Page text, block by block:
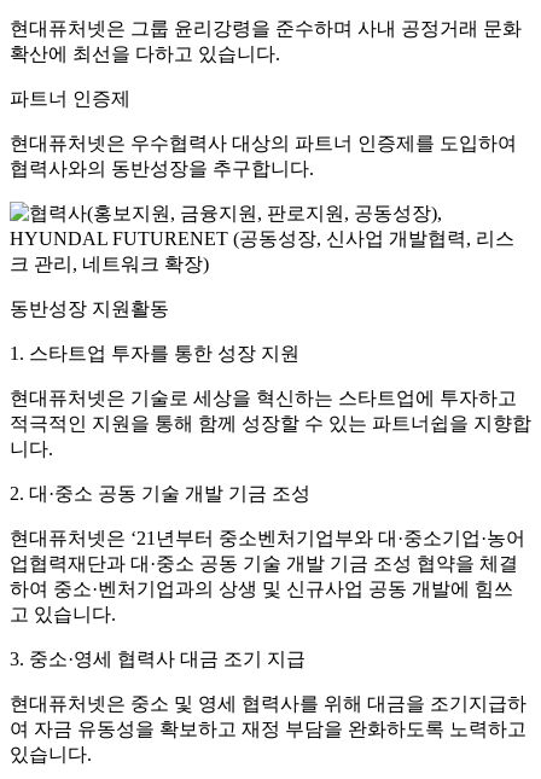
현대퓨처넷은 그룹 윤리강령을 준수하며 사내 공정거래 문화
확산에 최선을 다하고 있습니다.
파트너 인증제
현대퓨처넷은 우수협력사 대상의 파트너 인증제를 도입하여
협력사와의 동반성장을 추구합니다.
동반성장 지원활동
1. 스타트업 투자를 통한 성장 지원
현대퓨처넷은 기술로 세상을 혁신하는 스타트업에 투자하고
적극적인 지원을 통해 함께 성장할 수 있는 파트너쉽을 지향합
니다.
2. 대·중소 공동 기술 개발 기금 조성
현대퓨처넷은 ‘21년부터 중소벤처기업부와 대·중소기업·농어
업협력재단과 대·중소 공동 기술 개발 기금 조성 협약을 체결
하여 중소·벤처기업과의 상생 및 신규사업 공동 개발에 힘쓰
고 있습니다.
3. 중소·영세 협력사 대금 조기 지급
현대퓨처넷은 중소 및 영세 협력사를 위해 대금을 조기지급하
여 자금 유동성을 확보하고 재정 부담을 완화하도록 노력하고
있습니다.